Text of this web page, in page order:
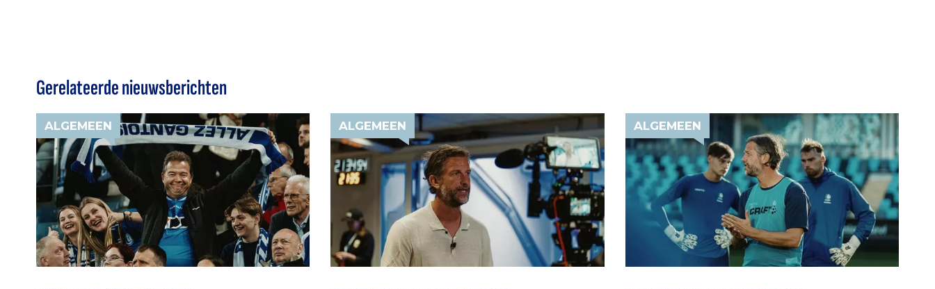
Gerelateerde nieuwsberichten
ALGEMEEN ALGEMEEN ALGEMEEN